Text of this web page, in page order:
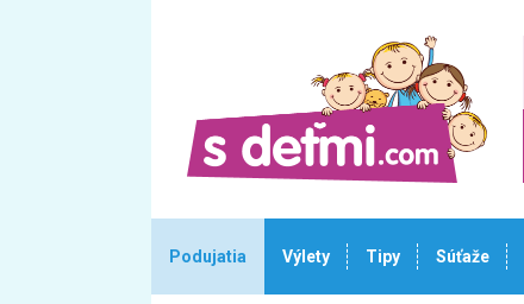
Podujatia Výlety Tipy Súťaže